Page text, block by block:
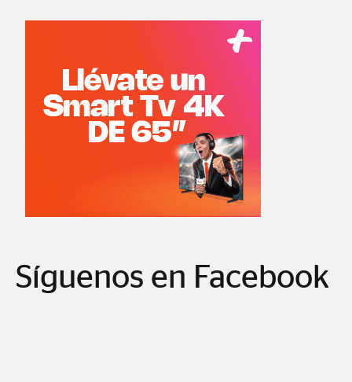
Síguenos en Facebook